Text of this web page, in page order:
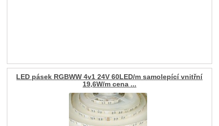
LED pásek RGBWW 4v1 24V 60LED/m samolepící vnitřní
19,6W/m cena ...